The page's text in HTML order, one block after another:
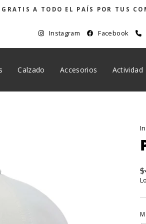
pausa
GRATIS A TODO EL PAÍS POR TUS
Instagram Facebook
Calzado Accesorios Actividad